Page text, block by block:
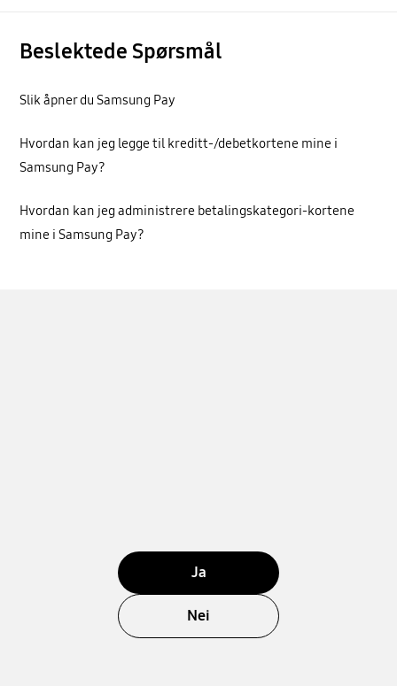
Beslektede Spørsmål
Slik åpner du Samsung Pay
Hvordan kan jeg legge til kreditt-/debetkortene mine i
Samsung Pay?
Hvordan kan jeg administrere betalingskategori-kortene
mine i Samsung Pay?
Ja
Nei